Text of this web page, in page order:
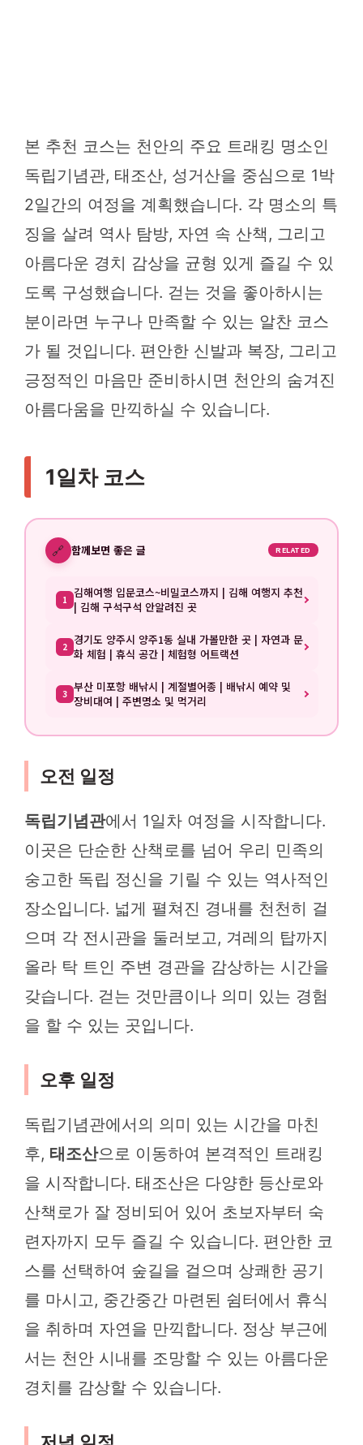
본 추천 코스는 천안의 주요 트래킹 명소인
독립기념관, 태조산, 성거산을 중심으로 1박
2일간의 여정을 계획했습니다. 각 명소의 특
징을 살려 역사 탐방, 자연 속 산책, 그리고
아름다운 경치 감상을 균형 있게 즐길 수 있
도록 구성했습니다. 걷는 것을 좋아하시는
분이라면 누구나 만족할 수 있는 알찬 코스
가 될 것입니다. 편안한 신발과 복장, 그리고
긍정적인 마음만 준비하시면 천안의 숨겨진
아름다움을 만끽하실 수 있습니다.
1일차 코스
🔗 함께보면 좋은 글 RELATED
1 김해여행 입문코스~비밀코스까지 | 김해 여행지 추천
| 김해 구석구석 안알려진 곳
2 경기도 양주시 양주1동 실내 가볼만한 곳 | 자연과 문
화 체험 | 휴식 공간 | 체험형 어트랙션
3 부산 미포항 배낚시 | 계절별어종 | 배낚시 예약 및
장비대여 | 주변명소 및 먹거리
오전 일정
독립기념관에서 1일차 여정을 시작합니다.
이곳은 단순한 산책로를 넘어 우리 민족의
숭고한 독립 정신을 기릴 수 있는 역사적인
장소입니다. 넓게 펼쳐진 경내를 천천히 걸
으며 각 전시관을 둘러보고, 겨레의 탑까지
올라 탁 트인 주변 경관을 감상하는 시간을
갖습니다. 걷는 것만큼이나 의미 있는 경험
을 할 수 있는 곳입니다.
오후 일정
독립기념관에서의 의미 있는 시간을 마친
후, 태조산으로 이동하여 본격적인 트래킹
을 시작합니다. 태조산은 다양한 등산로와
산책로가 잘 정비되어 있어 초보자부터 숙
련자까지 모두 즐길 수 있습니다. 편안한 코
스를 선택하여 숲길을 걸으며 상쾌한 공기
를 마시고, 중간중간 마련된 쉼터에서 휴식
을 취하며 자연을 만끽합니다. 정상 부근에
서는 천안 시내를 조망할 수 있는 아름다운
경치를 감상할 수 있습니다.